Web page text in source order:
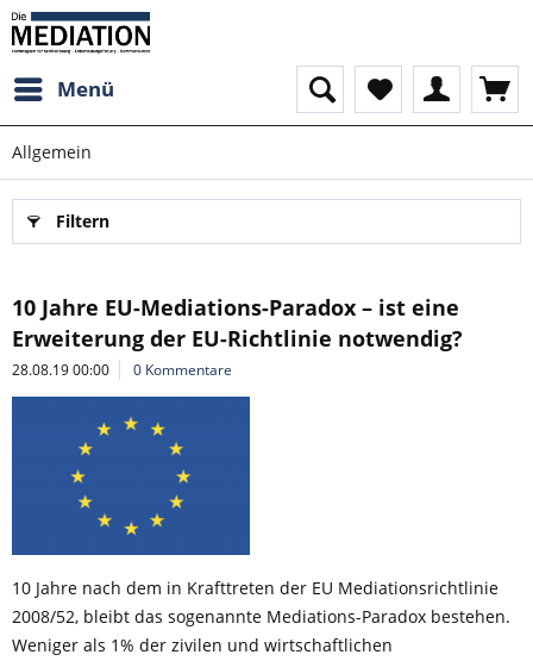
Menü
Allgemein
Filtern
10 Jahre EU-Mediations-Paradox – ist eine
Erweiterung der EU-Richtlinie notwendig?
28.08.19 00:00 0 Kommentare
10 Jahre nach dem in Krafttreten der EU Mediationsrichtlinie
2008/52, bleibt das sogenannte Mediations-Paradox bestehen.
Weniger als 1% der zivilen und wirtschaftlichen